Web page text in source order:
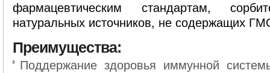
фармацевтическим стандартам,
натуральных источников, не содержащих
Преимущества:
Поддержание здоровья иммунной